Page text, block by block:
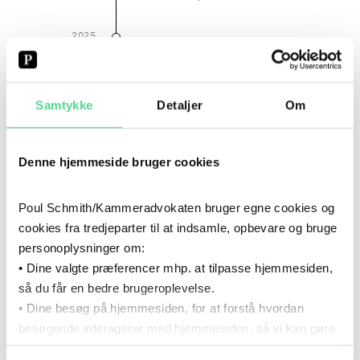
Samtykke Detaljer Om
Denne hjemmeside bruger cookies
Poul Schmith/Kammeradvokaten bruger egne cookies og
cookies fra tredjeparter til at indsamle, opbevare og bruge
personoplysninger om:
• Dine valgte præferencer mhp. at tilpasse hjemmesiden,
så du får en bedre brugeroplevelse.
• Dine besøg på hjemmesiden, for at forstå hvordan
besøgende interagerer med hjemmesiden, så vi kan gøre
2025
Fuldmægtig, Københavns Kommune
2022 - 2025
UDDANNELSE
Cand.jur., Syddansk Universitet
- 2025
2021–2025